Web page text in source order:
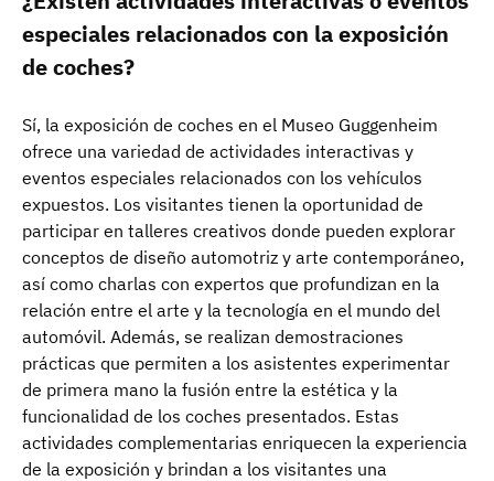
especiales relacionados con la exposición
de coches?
Sí, la exposición de coches en el Museo Guggenheim
ofrece una variedad de actividades interactivas y
eventos especiales relacionados con los vehículos
expuestos. Los visitantes tienen la oportunidad de
participar en talleres creativos donde pueden explorar
conceptos de diseño automotriz y arte contemporáneo,
así como charlas con expertos que profundizan en la
relación entre el arte y la tecnología en el mundo del
automóvil. Además, se realizan demostraciones
prácticas que permiten a los asistentes experimentar
de primera mano la fusión entre la estética y la
funcionalidad de los coches presentados. Estas
actividades complementarias enriquecen la experiencia
de la exposición y brindan a los visitantes una